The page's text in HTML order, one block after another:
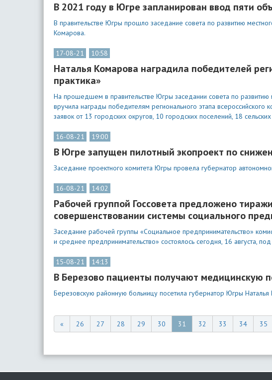
В 2021 году в Югре запланирован ввод пяти
В правительстве Югры прошло заседание совета по развитию
Комарова.
17-08-21 10:58
Наталья Комарова наградила победителей
практика»
На прошедшем в правительстве Югры заседании совета по развитию
вручила награды победителям регионального этапа всероссийского
заявок от 13 городских округов, 10 городских поселений, 18
16-08-21 19:00
В Югре запущен пилотный экопроект по
Заседание проектного комитета Югры провела губернатор
16-08-21 14:02
Рабочей группой Госсовета предложено
совершенствовании системы социального
Заседание рабочей группы «Социальное предпринимательство»
и среднее предпринимательство» состоялось сегодня, 16 августа,
15-08-21 14:13
В Березово пациенты получают медицинскую
Березовскую районную больницу посетила губернатор Югры
« 26 27 28 29 30 31 32 33 34 35